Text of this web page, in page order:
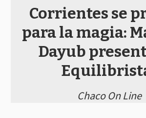
Corrientes se
para la magia:
Dayub
Chaco On Line